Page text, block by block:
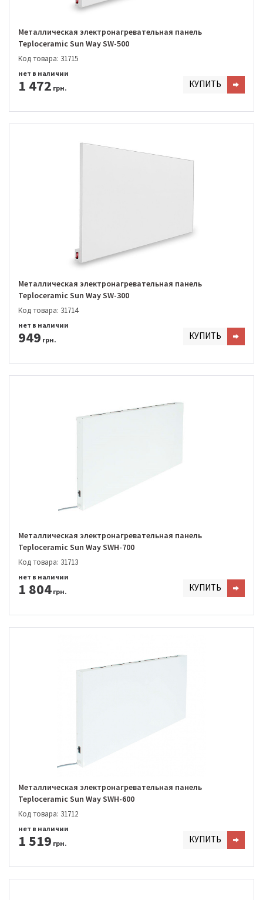
Металлическая электронагревательная панель
Teploceramic Sun Way SW-500
Код товара: 31715
1 472 грн.
нет в наличии
КУПИТЬ
Металлическая электронагревательная панель
Teploceramic Sun Way SW-300
Код товара: 31714
949 грн.
нет в наличии
КУПИТЬ
Металлическая электронагревательная панель
Teploceramic Sun Way SWH-700
Код товара: 31713
1 804 грн.
нет в наличии
КУПИТЬ
Металлическая электронагревательная панель
Teploceramic Sun Way SWH-600
Код товара: 31712
1 519 грн.
нет в наличии
КУПИТЬ